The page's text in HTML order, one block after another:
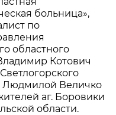
больница»,
по
областного
Котович
Людмилой Величко
аг. Боровики
области.